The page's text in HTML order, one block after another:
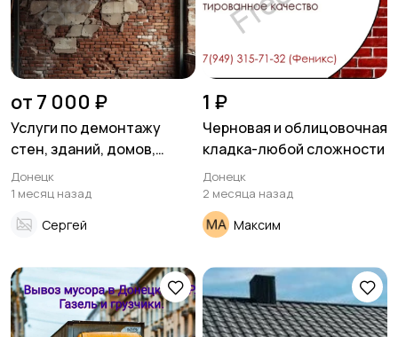
от 7 000 ₽
Услуги по демонтажу
стен, зданий, домов,
дверей, балконов и
других конструкций
Донецк
1 месяц назад
Сергей
1 ₽
Черновая и облицовочная
кладка-любой сложности
Донецк
2 месяца назад
Максим